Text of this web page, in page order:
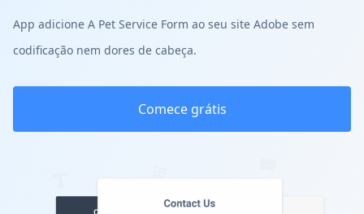
App adicione A Pet Service Form ao seu site Adobe sem
codificação nem dores de cabeça.
Comece grátis